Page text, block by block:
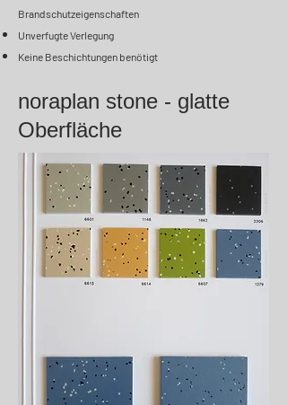
Brandschutzeigenschaften
Unverfugte Verlegung
Keine Beschichtungen benötigt
noraplan stone - glatte
Oberfläche